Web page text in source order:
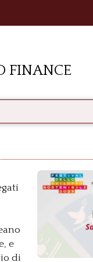
Finance
e
di